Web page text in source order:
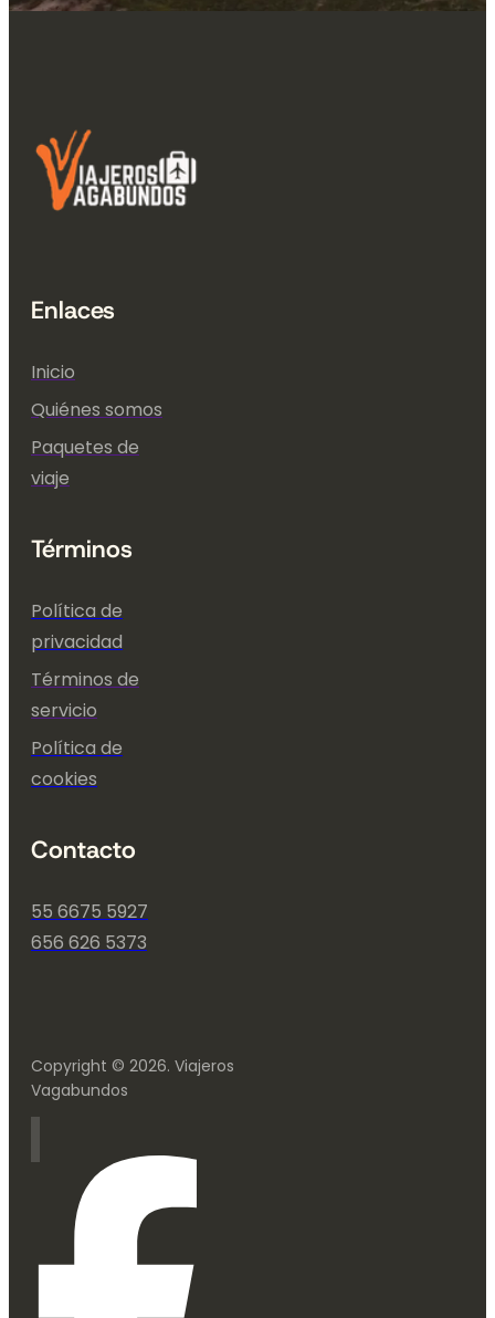
Enlaces
Inicio
Quiénes somos
Paquetes de
viaje
Términos
Política de
privacidad
Términos de
servicio
Política de
cookies
Contacto
55 6675 5927
656 626 5373
Copyright © 2026. Viajeros
Vagabundos